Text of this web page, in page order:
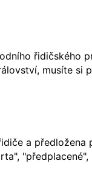
řidičského
musíte si
a